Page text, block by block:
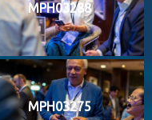
MPH03288
MPH03275